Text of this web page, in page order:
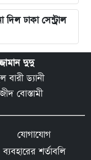
ঢাকা সেন্ট্রাল
দুদু
ড্যানী
বোস্তামী
যোগাযোগ
ব্যবহারের শর্তাবলি